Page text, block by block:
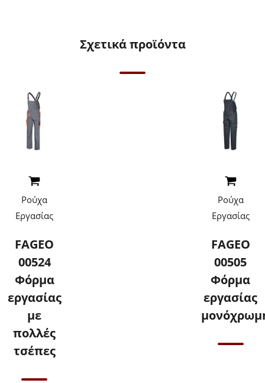
Σχετικά προϊόντα
Ρούχα
Εργασίας
FAGEO
00524
Φόρμα
εργασίας
με
πολλές
τσέπες
Ρούχα
Εργασίας
FAGEO
00505
Φόρμα
εργασίας